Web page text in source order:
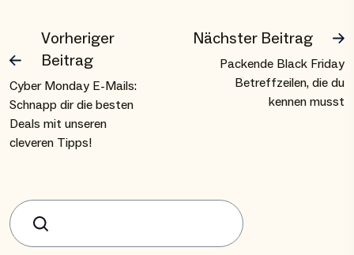
Vorheriger
Beitrag
Cyber Monday E-Mails:
Schnapp dir die besten
Deals mit unseren
cleveren Tipps!
Nächster Beitrag
Packende Black Friday
Betreffzeilen, die du
kennen musst
Suchen